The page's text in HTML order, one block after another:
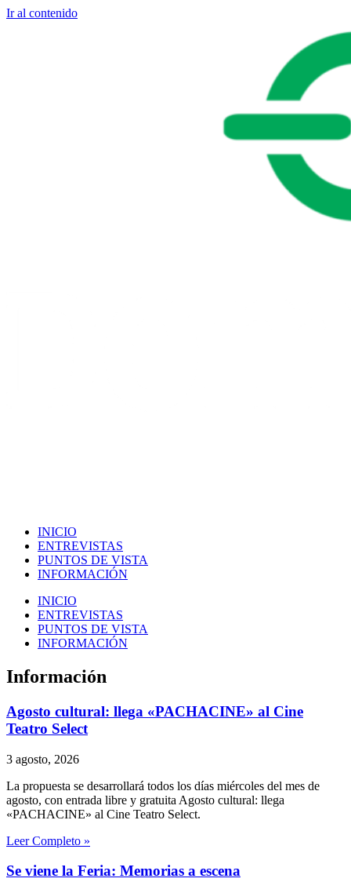
Ir al contenido
INICIO
ENTREVISTAS
PUNTOS DE VISTA
INFORMACIÓN
INICIO
ENTREVISTAS
PUNTOS DE VISTA
INFORMACIÓN
Información
Agosto cultural: llega «PACHACINE» al Cine
Teatro Select
3 agosto, 2026
La propuesta se desarrollará todos los días miércoles del mes de
agosto, con entrada libre y gratuita Agosto cultural: llega
«PACHACINE» al Cine Teatro Select.
Leer Completo »
Se viene la Feria: Memorias a escena